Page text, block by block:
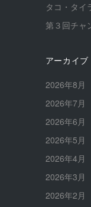
タコ・タイ
第３回チャ
アーカイブ
2026年8月
2026年7月
2026年6月
2026年5月
2026年4月
2026年3月
2026年2月